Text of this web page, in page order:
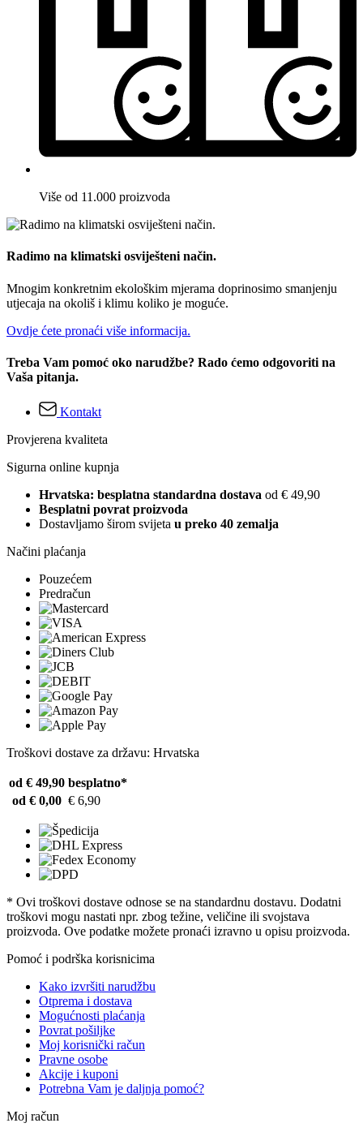
Više od 11.000 proizvoda
Radimo na klimatski osviješteni način.
Mnogim konkretnim ekološkim mjerama doprinosimo smanjenju
utjecaja na okoliš i klimu koliko je moguće.
Ovdje ćete pronaći više informacija.
Treba Vam pomoć oko narudžbe? Rado ćemo odgovoriti na
Vaša pitanja.
Kontakt
Provjerena kvaliteta
Sigurna online kupnja
Hrvatska: besplatna standardna dostava od € 49,90
Besplatni povrat proizvoda
Dostavljamo širom svijeta u preko 40 zemalja
Načini plaćanja
Pouzećem
Predračun
Troškovi dostave za državu: Hrvatska
od € 49,90 besplatno*
od € 0,00 € 6,90
* Ovi troškovi dostave odnose se na standardnu ​​dostavu. Dodatni
troškovi mogu nastati npr. zbog težine, veličine ili svojstava
proizvoda. Ove podatke možete pronaći izravno u opisu proizvoda.
Pomoć i podrška korisnicima
Kako izvršiti narudžbu
Otprema i dostava
Mogućnosti plaćanja
Povrat pošiljke
Moj korisnički račun
Pravne osobe
Akcije i kuponi
Potrebna Vam je daljnja pomoć?
Moj račun